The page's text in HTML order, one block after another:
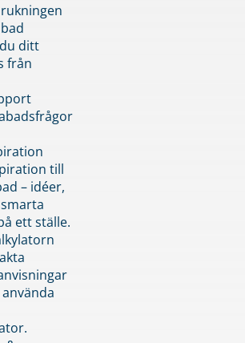
ditt
från
till
– idéer,
ett ställe.